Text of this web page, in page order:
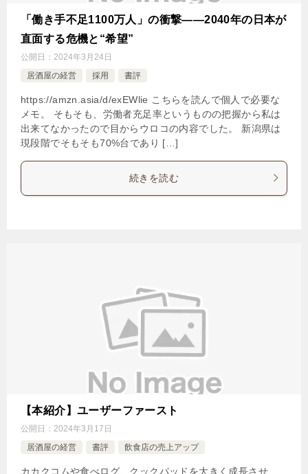
「働き手不足1100万人」の衝撃――2040年の日本が
直面する危機と“希望”
公開日： 2024年3月24日
居酒屋の経営
採用 書評
https://amzn.asia/d/exEWlie こちらを読んで個人で必要な
メモ。 そもそも、労働者充足率というものの把握から私は
出来てなかったので目からウロコの内容でした。 新潟県は
現段階でそもそも70%台であり […]
続きを読む
【本紹介】ユーザーファースト
公開日： 2024年3月17日
居酒屋の経営
書評 飲食店の売上アップ
カカクコムや食べログ、クックパッドを大きく成長させ